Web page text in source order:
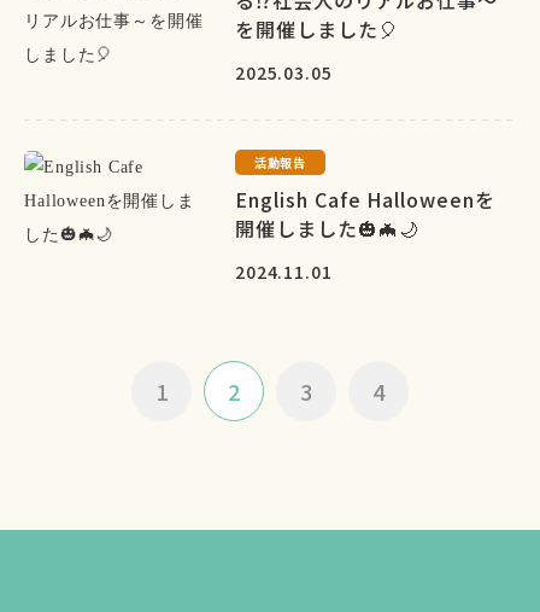
を開催しました🎈
2025.03.05
活動報告
English Cafe Halloweenを
開催しました🎃🦇🌙
2024.11.01
1 2 3 4